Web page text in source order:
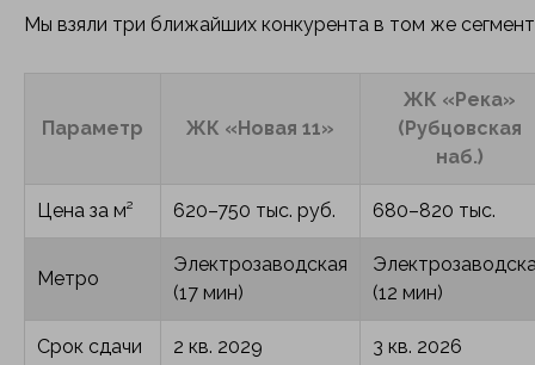
Мы взяли три ближайших конкурента в том же
Параметр ЖК «Новая 11»
ЖК «Река»
(Рубцовская
наб.)
Цена за м² 620–750 тыс. руб. 680–820 тыс.
Метро
Электрозаводская
(17 мин)
(12 мин)
Срок сдачи 2 кв. 2029 3 кв. 2026